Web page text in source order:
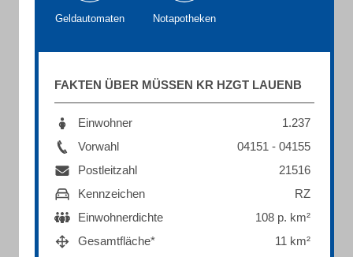
Geldautomaten Notapotheken
FAKTEN ÜBER MÜSSEN KR HZGT LAUENB
Einwohner
1.237
Vorwahl
04151 - 04155
Postleitzahl
21516
Kennzeichen
RZ
Einwohnerdichte
108 p. km²
Gesamtfläche*
11 km²